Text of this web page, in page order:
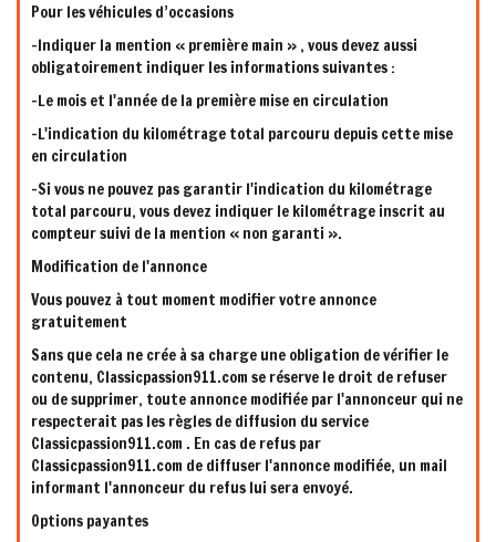
Pour les véhicules d’occasions
-Indiquer la mention « première main » , vous devez aussi
obligatoirement indiquer les informations suivantes :
-Le mois et l'année de la première mise en circulation
-L'indication du kilométrage total parcouru depuis cette mise
en circulation
-Si vous ne pouvez pas garantir l'indication du kilométrage
total parcouru, vous devez indiquer le kilométrage inscrit au
compteur suivi de la mention « non garanti ».
Modification de l'annonce
Vous pouvez à tout moment modifier votre annonce
gratuitement
Sans que cela ne crée à sa charge une obligation de vérifier le
contenu, Classicpassion911.com se réserve le droit de refuser
ou de supprimer, toute annonce modifiée par l'annonceur qui ne
respecterait pas les règles de diffusion du service
Classicpassion911.com . En cas de refus par
Classicpassion911.com de diffuser l'annonce modifiée, un mail
informant l'annonceur du refus lui sera envoyé.
Options payantes